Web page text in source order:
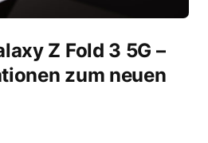
Z Fold 3 5G –
zum neuen